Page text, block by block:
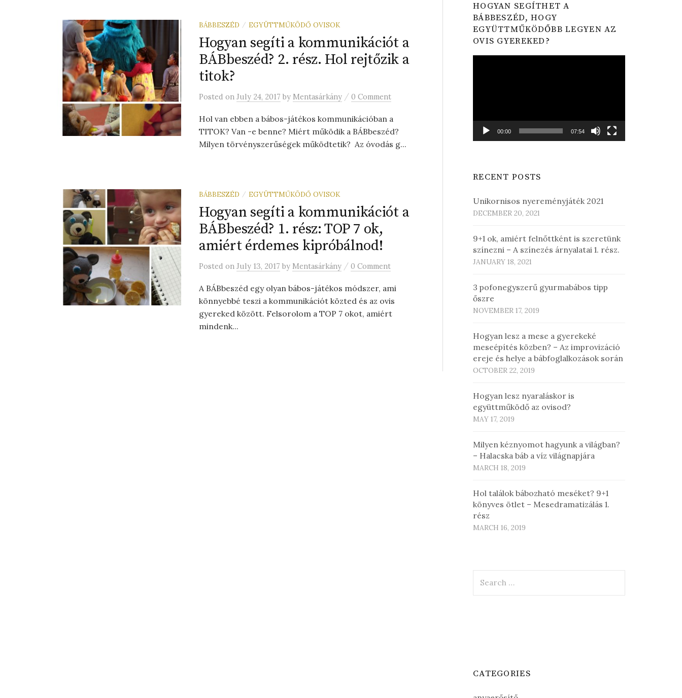
BÁBBESZÉD / EGYÜTTMŰKÖDŐ OVISOK
Hogyan segíti a kommunikációt a
BÁBbeszéd? 2. rész. Hol rejtőzik a
titok?
Posted on July 24, 2017 by Mentasárkány / 0 Comment
Hol van ebben a bábos-játékos kommunikációban a
TITOK? Van -e benne? Miért működik a BÁBbeszéd?
Milyen törvényszerűségek működtetik? Az óvodás g...
BÁBBESZÉD / EGYÜTTMŰKÖDŐ OVISOK
Hogyan segíti a kommunikációt a
BÁBbeszéd? 1. rész: TOP 7 ok,
amiért érdemes kipróbálnod!
Posted on July 13, 2017 by Mentasárkány / 0 Comment
A BÁBbeszéd egy olyan bábos-játékos módszer, ami
könnyebbé teszi a kommunikációt közted és az ovis
gyereked között. Felsorolom a TOP 7 okot, amiért
mindenk...
HOGYAN SEGÍTHET A
BÁBBESZÉD, HOGY
EGYÜTTMŰKÖDŐBB LEGYEN AZ
OVIS GYEREKED?
00:00 07:54
RECENT POSTS
Unikornisos nyereményjáték 2021
DECEMBER 20, 2021
9+1 ok, amiért felnőttként is szeretünk
színezni – A színezés árnyalatai 1. rész.
JANUARY 18, 2021
3 pofonegyszerű gyurmabábos tipp
őszre
NOVEMBER 17, 2019
Hogyan lesz a mese a gyerekeké
meseépítés közben? – Az improvizáció
ereje és helye a bábfoglalkozások során
OCTOBER 22, 2019
Hogyan lesz nyaraláskor is
együttműködő az ovisod?
MAY 17, 2019
Milyen kéznyomot hagyunk a világban?
– Halacska báb a víz világnapjára
MARCH 18, 2019
Hol találok bábozható meséket? 9+1
könyves ötlet – Mesedramatizálás 1.
rész
MARCH 16, 2019
for:
CATEGORIES